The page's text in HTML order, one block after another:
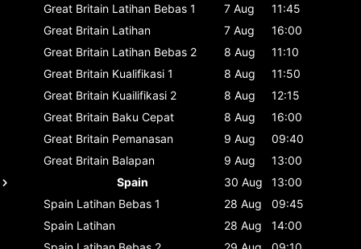
Great Britain Latihan Bebas 1 7 Aug
11:45
Great Britain Latihan 7 Aug
16:00
Great Britain Latihan Bebas 2 8 Aug
11:10
Great Britain Kualifikasi 1 8 Aug
11:50
Great Britain Kuailifikasi 2 8 Aug
12:15
Great Britain Baku Cepat 8 Aug
16:00
Great Britain Pemanasan 9 Aug
09:40
Great Britain Balapan 9 Aug
13:00
Spain
30 Aug
13:00
Spain Latihan Bebas 1 28 Aug
09:45
Spain Latihan 28 Aug
14:00